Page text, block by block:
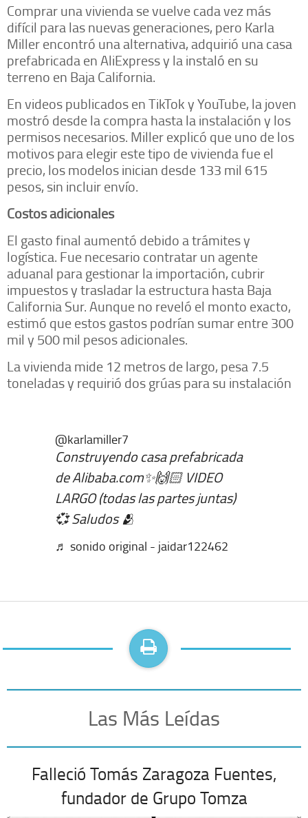
Comprar una vivienda se vuelve cada vez más
difícil para las nuevas generaciones, pero Karla
Miller encontró una alternativa, adquirió una casa
prefabricada en AliExpress y la instaló en su
terreno en Baja California.
En videos publicados en TikTok y YouTube, la joven
mostró desde la compra hasta la instalación y los
permisos necesarios. Miller explicó que uno de los
motivos para elegir este tipo de vivienda fue el
precio, los modelos inician desde 133 mil 615
pesos, sin incluir envío.
Costos adicionales
El gasto final aumentó debido a trámites y
logística. Fue necesario contratar un agente
aduanal para gestionar la importación, cubrir
impuestos y trasladar la estructura hasta Baja
California Sur. Aunque no reveló el monto exacto,
estimó que estos gastos podrían sumar entre 300
mil y 500 mil pesos adicionales.
La vivienda mide 12 metros de largo, pesa 7.5
toneladas y requirió dos grúas para su instalación
@karlamiller7
Construyendo casa prefabricada
de Alibaba.com✨🙌🏻 VIDEO
LARGO (todas las partes juntas)
💞 Saludos 🫂
♬ sonido original - jaidar122462
Las Más Leídas
Falleció Tomás Zaragoza Fuentes,
fundador de Grupo Tomza